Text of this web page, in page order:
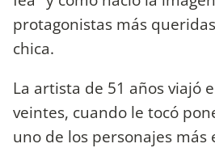
protagonistas más
chica.
La artista de 51 años viajó
veintes, cuando le tocó
uno de los personajes más